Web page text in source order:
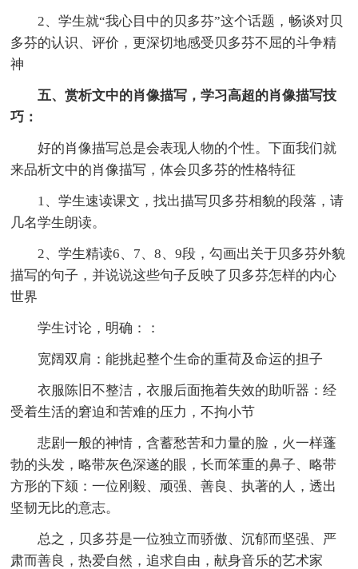
2、学生就“我心目中的贝多芬”这个话题，畅谈对贝
多芬的认识、评价，更深切地感受贝多芬不屈的斗争精
神
五、赏析文中的肖像描写，学习高超的肖像描写技
巧：
好的肖像描写总是会表现人物的个性。下面我们就
来品析文中的肖像描写，体会贝多芬的性格特征
1、学生速读课文，找出描写贝多芬相貌的段落，请
几名学生朗读。
2、学生精读6、7、8、9段，勾画出关于贝多芬外貌
描写的句子，并说说这些句子反映了贝多芬怎样的内心
世界
学生讨论，明确：：
宽阔双肩：能挑起整个生命的重荷及命运的担子
衣服陈旧不整洁，衣服后面拖着失效的助听器：经
受着生活的窘迫和苦难的压力，不拘小节
悲剧一般的神情，含蓄愁苦和力量的脸，火一样蓬
勃的头发，略带灰色深遂的眼，长而笨重的鼻子、略带
方形的下颏：一位刚毅、顽强、善良、执著的人，透出
坚韧无比的意志。
总之，贝多芬是一位独立而骄傲、沉郁而坚强、严
肃而善良，热爱自然，追求自由，献身音乐的艺术家